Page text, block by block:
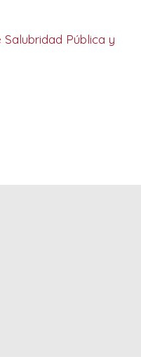
Salubridad Pública y